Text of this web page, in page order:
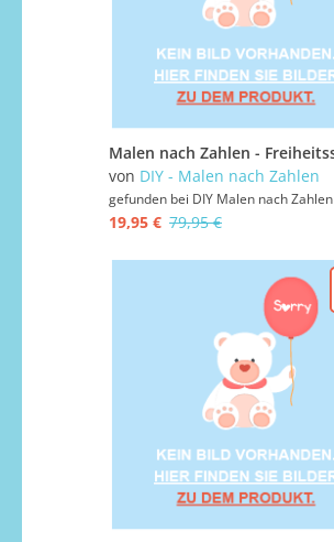
von DIY - Malen nach Zahlen
gefunden bei DIY Malen nach Zahlen
19,95 € 79,95 €